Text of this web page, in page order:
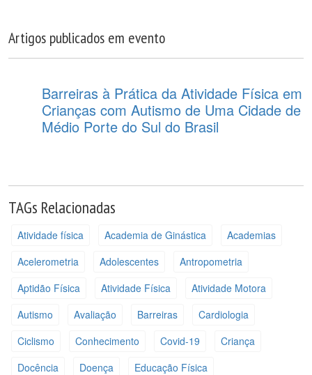
Artigos publicados em evento
Barreiras à Prática da Atividade Física em
Crianças com Autismo de Uma Cidade de
Médio Porte do Sul do Brasil
TAGs Relacionadas
Atividade física Academia de Ginástica
Academias
Acelerometria
Adolescentes
Antropometria
Aptidão Física
Atividade Física
Atividade Motora
Autismo
Avaliação Barreiras
Cardiologia
Ciclismo
Conhecimento Covid-19
Criança
Docência
Doença
Educação Física